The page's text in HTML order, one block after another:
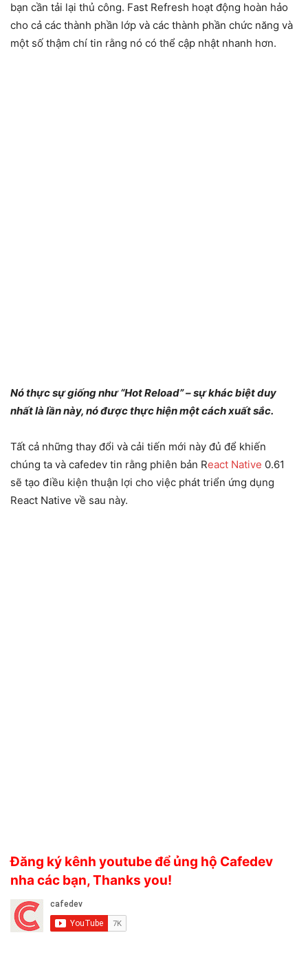
bạn cần tải lại thủ công. Fast Refresh hoạt động hoàn hảo
cho cả các thành phần lớp và các thành phần chức năng và
một số thậm chí tin rằng nó có thể cập nhật nhanh hơn.
Nó thực sự giống như “Hot Reload” – sự khác biệt duy
nhất là lần này, nó được thực hiện một cách xuất sắc.
Tất cả những thay đổi và cải tiến mới này đủ để khiến
chúng ta và cafedev tin rằng phiên bản React Native 0.61
sẽ tạo điều kiện thuận lợi cho việc phát triển ứng dụng
React Native về sau này.
Đăng ký kênh youtube để ủng hộ Cafedev
nha các bạn, Thanks you!